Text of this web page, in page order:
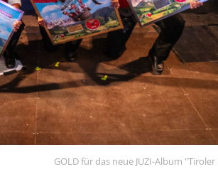
GOLD für das neue JUZI-Album